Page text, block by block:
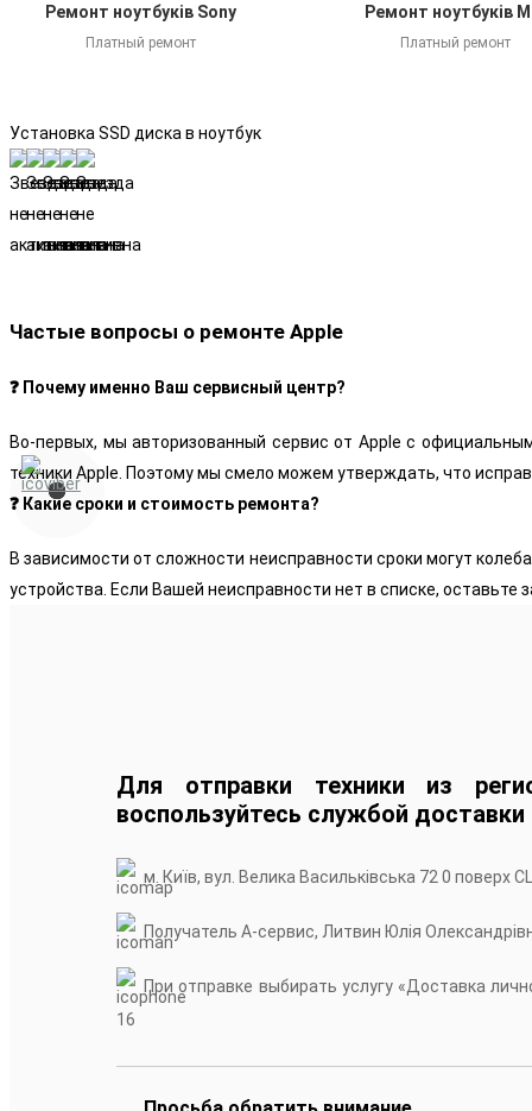
Ремонт ноутбуків Sony
Платный ремонт
Ремонт ноутбуків
Платный ремонт
Установка SSD диска в ноутбук
Частые вопросы о ремонте Apple
❓ Почему именно Ваш сервисный центр?
Во-первых, мы авторизованный сервис от Apple с
техники Apple. Поэтому мы смело можем утверждать, что
❓ Какие сроки и стоимость ремонта?
В зависимости от сложности неисправности сроки могут
устройства. Если Вашей неисправности нет в списке, оставьте
Для отправки техники из
воспользуйтесь службой доставки
м. Київ, вул. Велика Васильківська 72 0 поверх
Получатель А-сервис, Литвин Юлія
При отправке выбирать услугу «Доставка
16